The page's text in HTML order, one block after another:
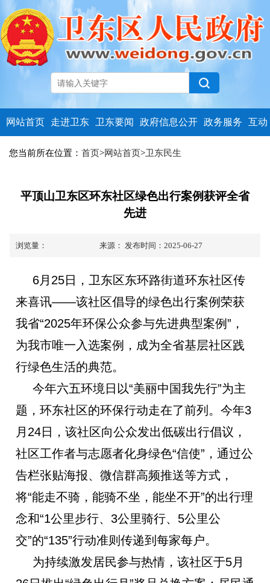
网站首页 走进卫东 卫东要闻 政府信息公开 政务服务 互动
您当前所在位置： 首页>网站首页>卫东民生
平顶山卫东区环东社区绿色出行案例获评全省
先进
来源： 发布时间：2025-06-27
浏览量：
6月 25日，卫东区东环路街道环东社区传
来喜讯——该社区倡导的绿色出行案例荣获
我省“2025年环保公众参与先进典型案例” ，
为我市唯一入选案例，成为全省基层社区践
行绿色生活的典范。
今年六五环境日以“美丽中国我先行”为主
题，环东社区的环保行动走在了前列。今年3
月24日，该社区向公众发出低碳出行倡议，
社区工作者与志愿者化身绿色“信使”，通过公
告栏张贴海报、微信群高频推送等方式，
将“能走不骑，能骑不坐，能坐不开”的出行理
念和“1公里步行、3公里骑行、5公里公
交”的“135”行动准则传递到每家每户。
为持续激发居民参与热情，该社区于5月